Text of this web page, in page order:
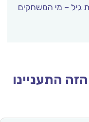
גיל – מי המשחקים
התעניינו